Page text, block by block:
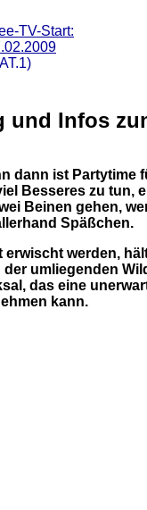
TV-Start:
und Infos
dann ist Partytime
Besseres zu tun,
Beinen gehen,
Späßchen.
werden,
umliegenden
das eine
kann.